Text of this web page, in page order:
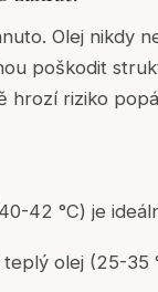
Olej nikdy
poškodit
hrozí riziko
42 °C) je
olej (25-35